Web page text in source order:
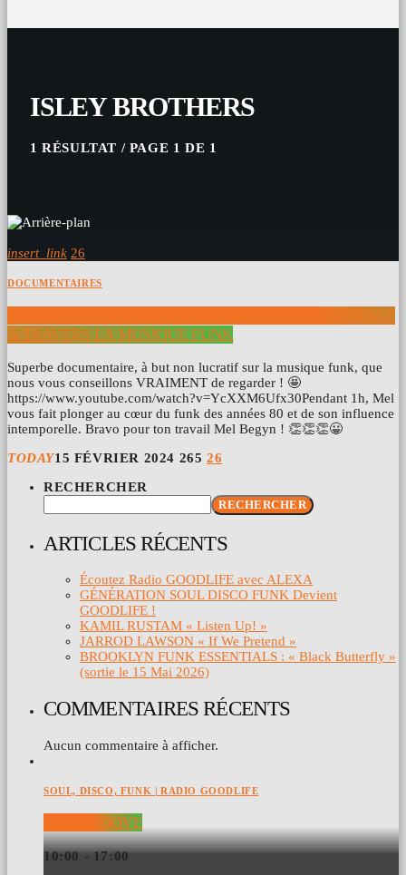
ISLEY BROTHERS
1 RÉSULTAT / PAGE 1 DE 1
insert_link 26
DOCUMENTAIRES
DOCUMENTAIRE | LET’S FUNK TONIGHT: UN VOYAGE
À TRAVERS LA MUSIQUE FUNK
Superbe documentaire, à but non lucratif sur la musique funk, que
nous vous conseillons VRAIMENT de regarder ! 🤩
https://www.youtube.com/watch?v=YcXXM6Ufx30Pendant 1h, Mel
vous fait plonger au cœur du funk des années 80 et de son influence
intemporelle. Bravo pour ton travail Mel Begyn ! 👏👏👏😀
TODAY15 FÉVRIER 2024 265 26
RECHERCHER
RECHERCHER
ARTICLES RÉCENTS
Écoutez Radio GOODLIFE avec ALEXA
GÉNÉRATION SOUL DISCO FUNK Devient
GOODLIFE !
KAMIL RUSTAM « Listen Up! »
JARROD LAWSON « If We Pretend »
BROOKLYN FUNK ESSENTIALS : « Black Butterfly »
(sortie le 15 Mai 2026)
COMMENTAIRES RÉCENTS
Aucun commentaire à afficher.
SOUL, DISCO, FUNK | RADIO GOODLIFE
DAY GROOVE
10:00 - 17:00